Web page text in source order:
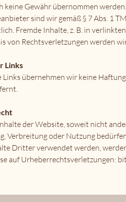
keine Gewähr übernommen werden.
sind wir gemäß § 7 Abs. 1
Fremde Inhalte, z. B. in
von Rechtsverletzungen werden
Links
Links übernehmen wir keine
der Website, soweit nicht
Verbreitung oder Nutzung
Dritter verwendet werden,
auf Urheberrechtsverletzungen: